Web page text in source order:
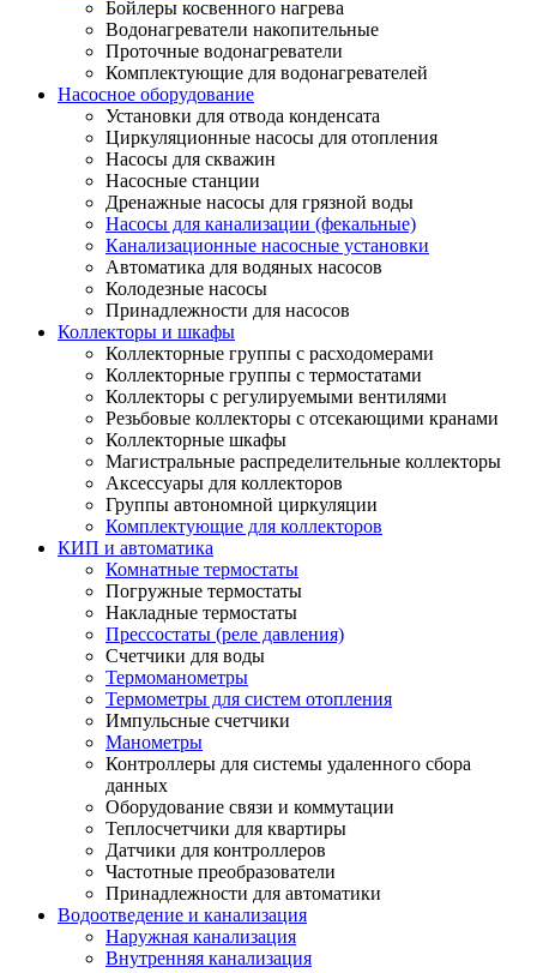
Бойлеры косвенного нагрева
Водонагреватели накопительные
Проточные водонагреватели
Комплектующие для водонагревателей
Насосное оборудование
Установки для отвода конденсата
Циркуляционные насосы для отопления
Насосы для скважин
Насосные станции
Дренажные насосы для грязной воды
Насосы для канализации (фекальные)
Канализационные насосные установки
Автоматика для водяных насосов
Колодезные насосы
Принадлежности для насосов
Коллекторы и шкафы
Коллекторные группы с расходомерами
Коллекторные группы с термостатами
Коллекторы с регулируемыми вентилями
Резьбовые коллекторы с отсекающими кранами
Коллекторные шкафы
Магистральные распределительные коллекторы
Аксессуары для коллекторов
Группы автономной циркуляции
Комплектующие для коллекторов
КИП и автоматика
Комнатные термостаты
Погружные термостаты
Накладные термостаты
Прессостаты (реле давления)
Счетчики для воды
Термоманометры
Термометры для систем отопления
Импульсные счетчики
Манометры
Контроллеры для системы удаленного сбора
данных
Оборудование связи и коммутации
Теплосчетчики для квартиры
Датчики для контроллеров
Частотные преобразователи
Принадлежности для автоматики
Водоотведение и канализация
Наружная канализация
Внутренняя канализация